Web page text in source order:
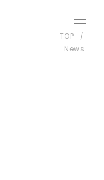
TOP
News